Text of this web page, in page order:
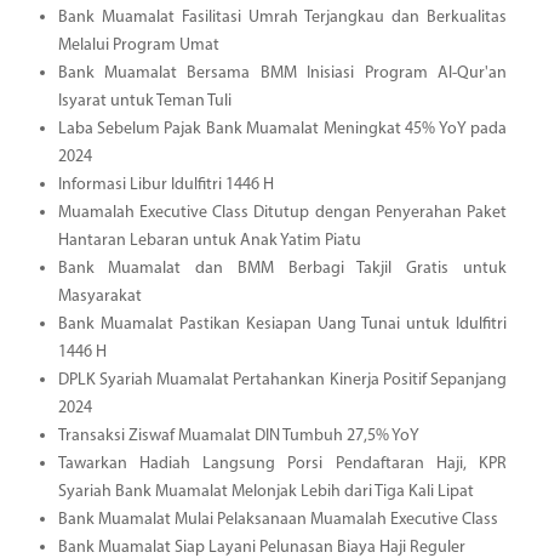
Bank Muamalat Fasilitasi Umrah Terjangkau dan Berkualitas
Melalui Program Umat
Bank Muamalat Bersama BMM Inisiasi Program Al-Qur'an
Isyarat untuk Teman Tuli
Laba Sebelum Pajak Bank Muamalat Meningkat 45% YoY pada
2024
Informasi Libur Idulfitri 1446 H
Muamalah Executive Class Ditutup dengan Penyerahan Paket
Hantaran Lebaran untuk Anak Yatim Piatu
Bank Muamalat dan BMM Berbagi Takjil Gratis untuk
Masyarakat
Bank Muamalat Pastikan Kesiapan Uang Tunai untuk Idulfitri
1446 H
DPLK Syariah Muamalat Pertahankan Kinerja Positif Sepanjang
2024
Transaksi Ziswaf Muamalat DIN Tumbuh 27,5% YoY
Tawarkan Hadiah Langsung Porsi Pendaftaran Haji, KPR
Syariah Bank Muamalat Melonjak Lebih dari Tiga Kali Lipat
Bank Muamalat Mulai Pelaksanaan Muamalah Executive Class
Bank Muamalat Siap Layani Pelunasan Biaya Haji Reguler